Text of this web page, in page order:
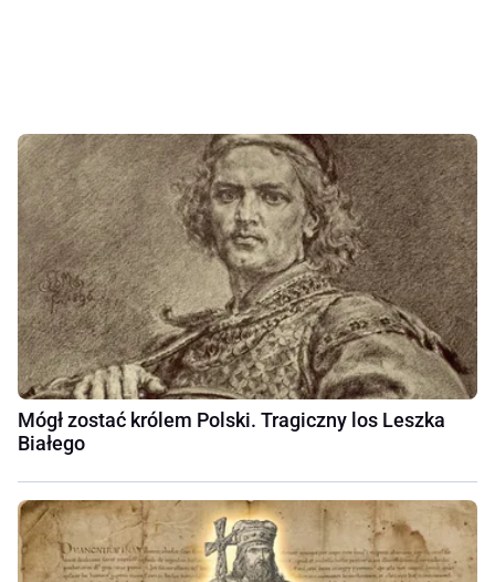
Mógł zostać królem Polski. Tragiczny los Leszka
Białego